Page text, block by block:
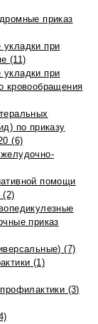
приказ
при
(11)
при
кровообращения
по приказу
(6)
помощи
приказ
(7)
(1)
(3)